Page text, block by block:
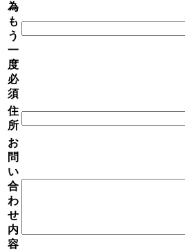
為
も
う
一
度
必
須
住
所
お
問
い
合
わ
せ
内
容